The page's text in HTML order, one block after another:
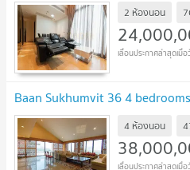
2 ห้องนอน
Baan Sukhumvit 36 4
4 ห้องนอน